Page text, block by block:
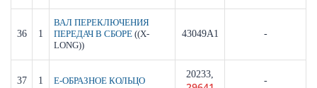
36 1
ВАЛ ПЕРЕКЛЮЧЕНИЯ
ПЕРЕДАЧ В СБОРЕ ((X-
LONG))
43049A1 -
37 1 Е-ОБРАЗНОЕ КОЛЬЦО
20233,
-